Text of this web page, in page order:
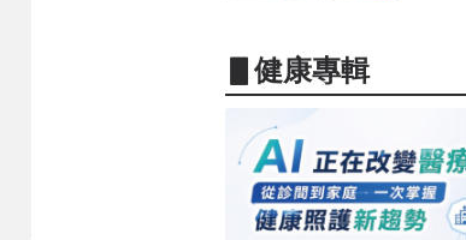
▋健康專輯